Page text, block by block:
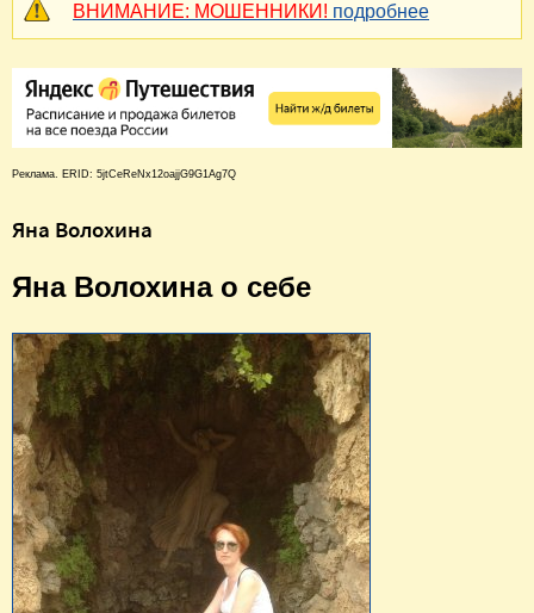
ВНИМАНИЕ: МОШЕННИКИ! подробнее
Реклама. ERID: 5jtCeReNx12oajjG9G1Ag7Q
Яна Волохина
Яна Волохина о себе